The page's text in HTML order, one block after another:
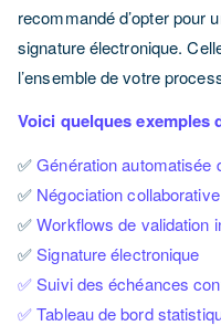
recommandé d’opter pour
signature électronique.
l’ensemble de votre
Voici quelques exemples
✅Génération automatisée
✅ Négociation
✅Workflows de validation
✅Signature électronique
✅ Suivi des échéances
✅ Tableau de bord